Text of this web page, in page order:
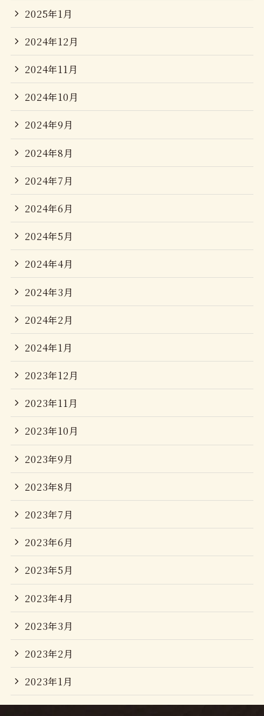
2025年1月
2024年12月
2024年11月
2024年10月
2024年9月
2024年8月
2024年7月
2024年6月
2024年5月
2024年4月
2024年3月
2024年2月
2024年1月
2023年12月
2023年11月
2023年10月
2023年9月
2023年8月
2023年7月
2023年6月
2023年5月
2023年4月
2023年3月
2023年2月
2023年1月